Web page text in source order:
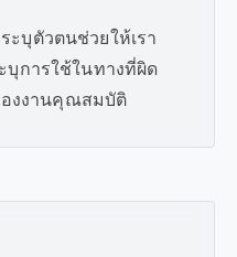
ะบุตัวตนช่วยให้เรา
บุการใช้ในทางที่ผิด
งงานคุณสมบัติ